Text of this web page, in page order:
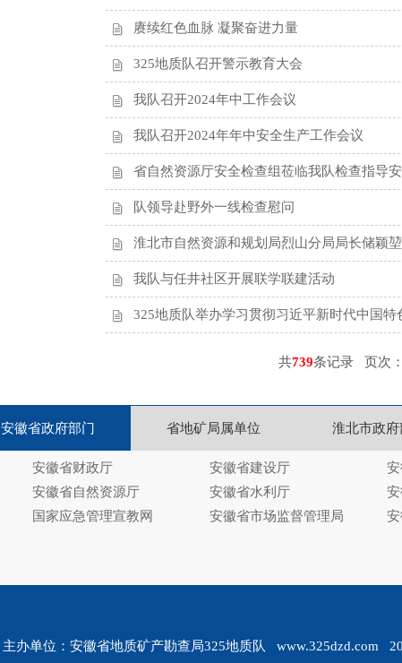
赓续红色血脉 凝聚奋进力量
325地质队召开警示教育大会
我队召开2024年中工作会议
我队召开2024年年中安全生产工作会议
省自然资源厅安全检查组莅临我队检查指导
队领导赴野外一线检查慰问
淮北市自然资源和规划局烈山分局局长储颖
我队与任井社区开展联学联建活动
325地质队举办学习贯彻习近平新时代中国特
共739条记录 页次：
安徽省政府部门 省地矿局属单位 淮北市政府
安徽省财政厅 安徽省建设厅
安徽省自然资源厅 安徽省水利厅
国家应急管理宣教网 安徽省市场监督管理局
主办单位：安徽省地质矿产勘查局325地质队 www.325dzd.com